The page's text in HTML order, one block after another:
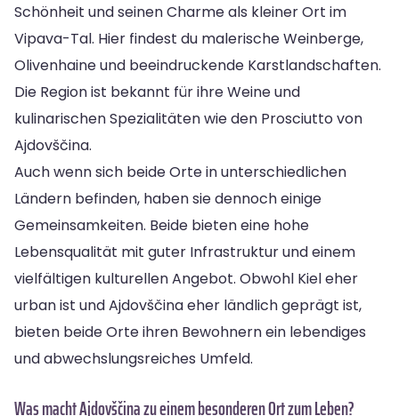
Schönheit und seinen Charme als kleiner Ort im
Vipava-Tal. Hier findest du malerische Weinberge,
Olivenhaine und beeindruckende Karstlandschaften.
Die Region ist bekannt für ihre Weine und
kulinarischen Spezialitäten wie den Prosciutto von
Ajdovščina.
Auch wenn sich beide Orte in unterschiedlichen
Ländern befinden, haben sie dennoch einige
Gemeinsamkeiten. Beide bieten eine hohe
Lebensqualität mit guter Infrastruktur und einem
vielfältigen kulturellen Angebot. Obwohl Kiel eher
urban ist und Ajdovščina eher ländlich geprägt ist,
bieten beide Orte ihren Bewohnern ein lebendiges
und abwechslungsreiches Umfeld.
Was macht Ajdovščina zu einem besonderen Ort zum Leben?